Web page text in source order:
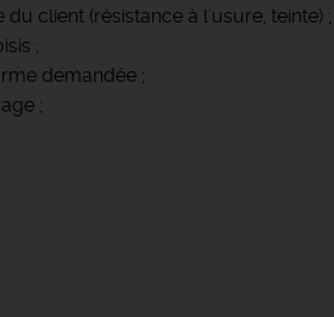
client (résistance à l'usure, teinte) ;
;
demandée ;
;